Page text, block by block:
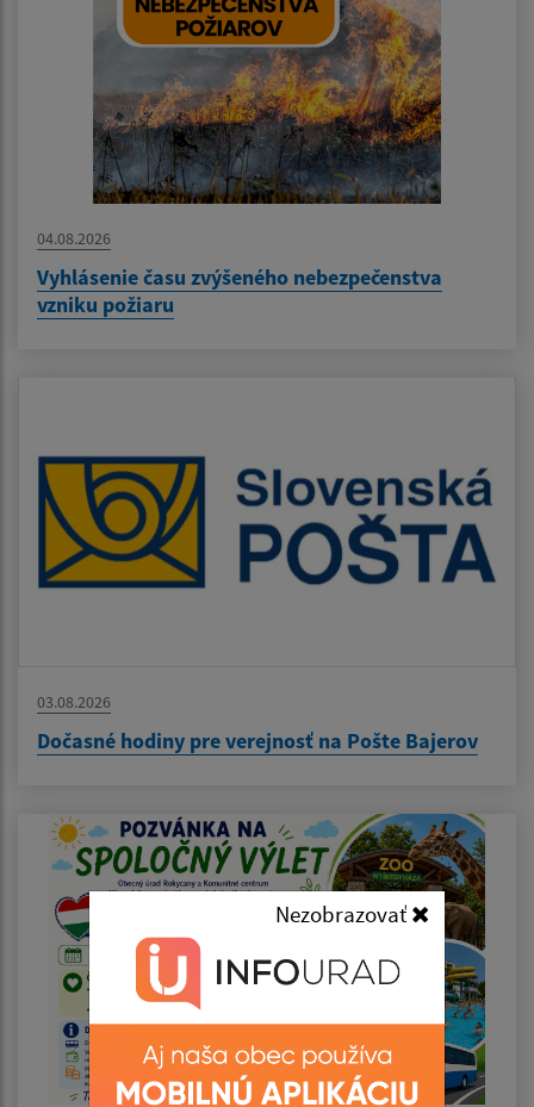
Nezobrazovať
04.08.2026
Vyhlásenie času zvýšeného nebezpečenstva
vzniku požiaru
03.08.2026
Dočasné hodiny pre verejnosť na Pošte Bajerov